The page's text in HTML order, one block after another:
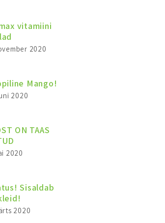
vitamiini
2020
Mango!
2020
ON TAAS
2020
Sisaldab
2020